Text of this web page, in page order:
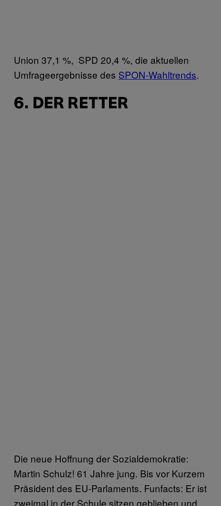
Union 37,1 %, SPD 20,4 %, die aktuellen
Umfrageergebnisse des SPON-Wahltrends.
6. DER RETTER
Die neue Hoffnung der Sozialdemokratie:
Martin Schulz! 61 Jahre jung. Bis vor Kurzem
Präsident des EU-Parlaments. Funfacts: Er ist
zweimal in der Schule sitzen geblieben und